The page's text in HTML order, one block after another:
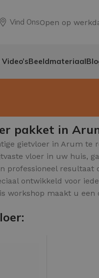
Vind OnsOpen op
Beeldmateriaal
pakket in
gietvloer in Arum te
vloer in uw huis,
professioneel
ontwikkeld voor
workshop maakt u een